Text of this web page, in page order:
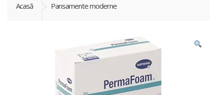
Acasă Pansamente moderne